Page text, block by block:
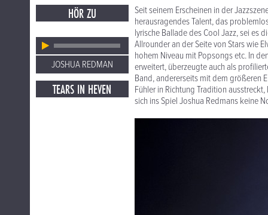
HÖR ZU
JOSHUA REDMAN
TEARS IN HEVEN
Seit seinem Erscheinen in der
herausragendes Talent, das
lyrische Ballade des Cool Jazz, sei es
Allrounder an der Seite von Stars wie
hohem Niveau mit Popsongs etc. In
erweitert, überzeugte auch als
Band, andererseits mit dem größeren
Fühler in Richtung Tradition
sich ins Spiel Joshua Redmans keine